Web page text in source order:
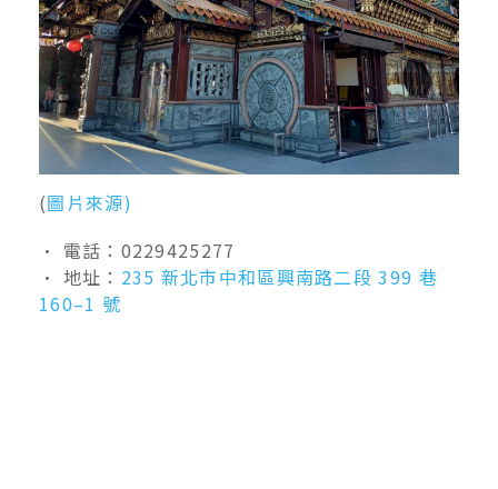
(圖片來源)
• 電話：0229425277
• 地址： 235 新北市中和區興南路二段 399 巷
160–1 號